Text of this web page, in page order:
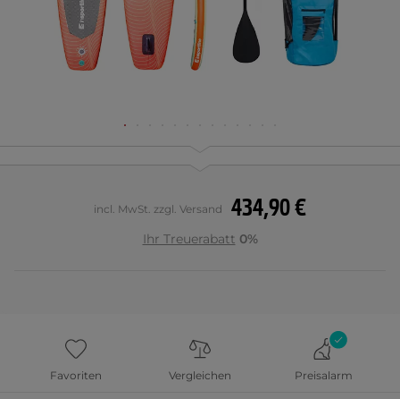
434,90 €
incl. MwSt. zzgl. Versand
Ihr Treuerabatt 0%
Favoriten Vergleichen Preisalarm